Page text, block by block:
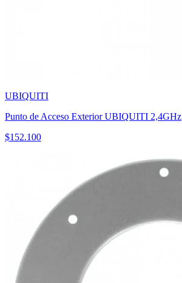
UBIQUITI
Punto de Acceso Exterior UBIQUITI 2,4GHz
$152.100